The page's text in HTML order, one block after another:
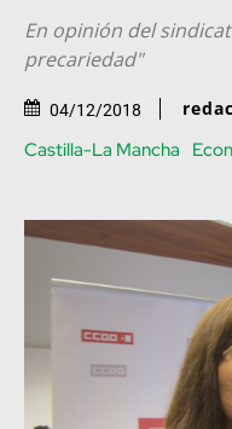
En opinión del
precariedad"
04/12/2018
Castilla-La Mancha